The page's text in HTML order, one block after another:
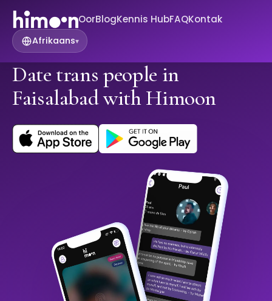
OorBlogKennis HubFAQKontak
Afrikaans▾
Date trans people in
Faisalabad with Himoon